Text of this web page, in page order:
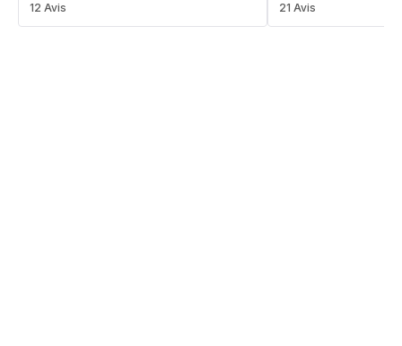
ratings.4.9
12 Avis ratings.3.6
21 Avis